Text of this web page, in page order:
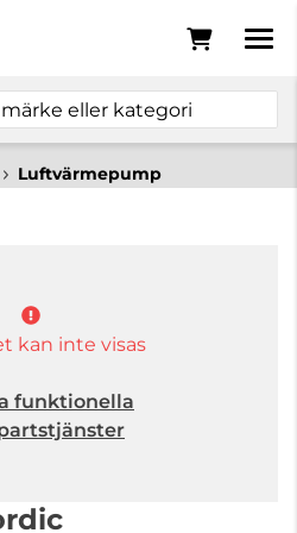
Luftvärmepump
kan inte visas
funktionella